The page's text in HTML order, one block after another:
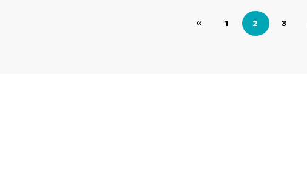
1 2 3